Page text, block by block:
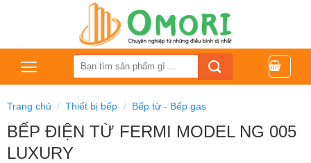
dung
Tìm
kiếm:
Trang chủ / Thiết bị bếp / Bếp từ - Bếp gas
BẾP ĐIỆN TỪ FERMI MODEL NG 005
LUXURY